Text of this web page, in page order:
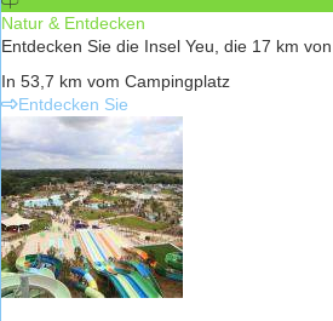
Natur & Entdecken
Entdecken Sie die Insel Yeu, die 17 km von
In 53,7 km vom Campingplatz
Entdecken Sie